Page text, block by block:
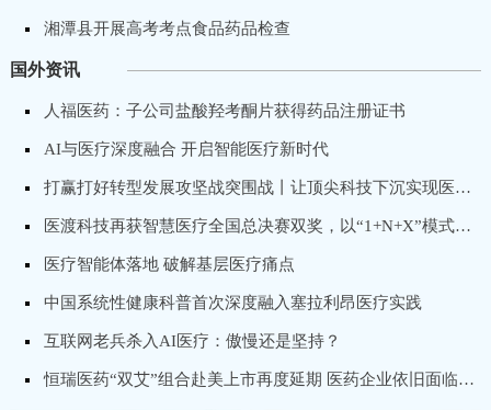
湘潭县开展高考考点食品药品检查
国外资讯
人福医药：子公司盐酸羟考酮片获得药品注册证书
AI与医疗深度融合 开启智能医疗新时代
打赢打好转型发展攻坚战突围战丨让顶尖科技下沉实现医疗普惠，卓昕医疗推进骨科手术机器人国产化进程
医渡科技再获智慧医疗全国总决赛双奖，以“1+N+X”模式打造专科医院数字化转型标杆
医疗智能体落地 破解基层医疗痛点
中国系统性健康科普首次深度融入塞拉利昂医疗实践
互联网老兵杀入AI医疗：傲慢还是坚持？
恒瑞医药“双艾”组合赴美上市再度延期 医药企业依旧面临出海“获批”难题